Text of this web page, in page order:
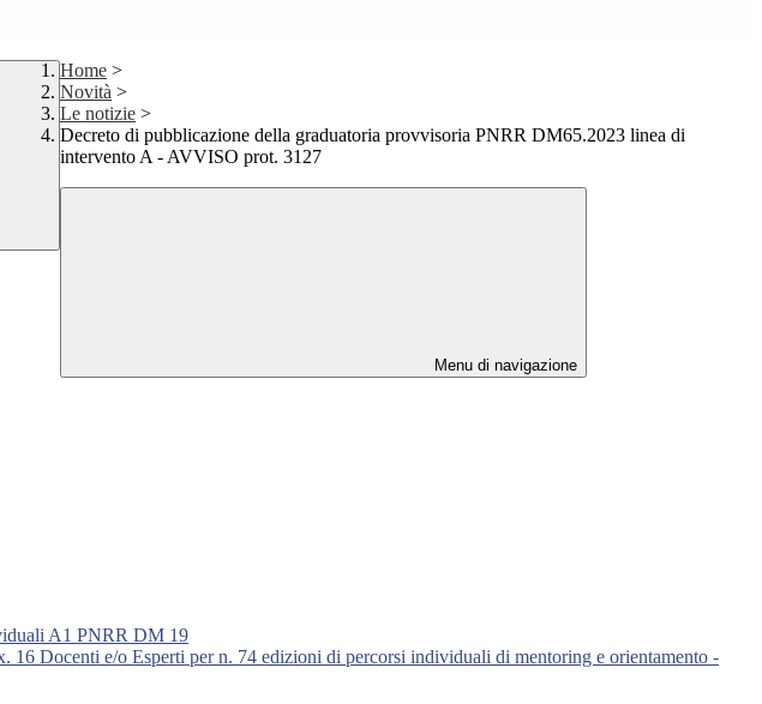
Home >
Novità >
Le notizie >
Decreto di pubblicazione della graduatoria provvisoria PNRR DM65.2023 linea di
intervento A - AVVISO prot. 3127
Menu di navigazione
A1 PNRR DM 19
16 Docenti e/o Esperti per n. 74 edizioni di percorsi individuali di mentoring e orientamento -